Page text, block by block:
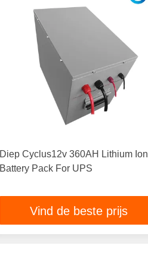
Diep Cyclus12v 360AH Lithium Ion
Battery Pack For UPS
Vind de beste prijs